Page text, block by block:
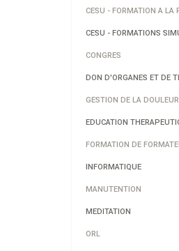
CESU - FORMATION A LA
CESU - FORMATIONS
CONGRES
DON D'ORGANES ET DE
GESTION DE LA DOULEUR
EDUCATION
FORMATION DE
INFORMATIQUE
MANUTENTION
MEDITATION
ORL